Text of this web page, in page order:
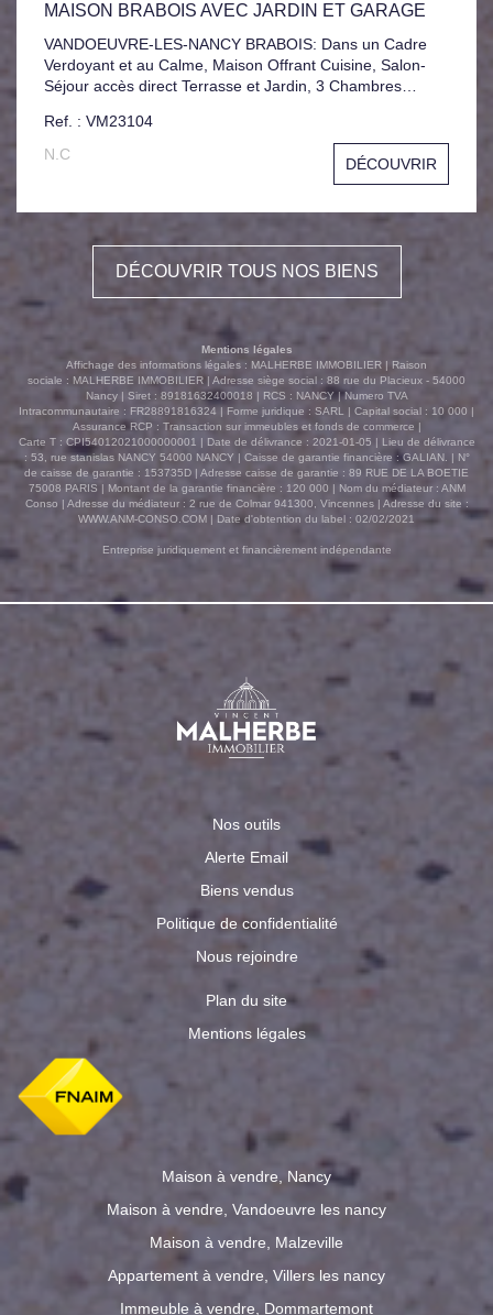
MAISON BRABOIS AVEC JARDIN ET GARAGE
VANDOEUVRE-LES-NANCY BRABOIS: Dans un Cadre
Verdoyant et au Calme, Maison Offrant Cuisine, Salon-
Séjour accès direct Terrasse et Jardin, 3 Chambres
Ref. : VM23104
N.C
DÉCOUVRIR
DÉCOUVRIR TOUS NOS BIENS
Mentions légales
Affichage des informations légales : MALHERBE IMMOBILIER | Raison
sociale : MALHERBE IMMOBILIER | Adresse siège social : 88 rue du Placieux - 54000
Nancy | Siret : 89181632400018 | RCS : NANCY | Numero TVA
Intracommunautaire : FR28891816324 | Forme juridique : SARL | Capital social : 10 000 |
Assurance RCP : Transaction sur immeubles et fonds de commerce |
Carte T : CPI54012021000000001 | Date de délivrance : 2021-01-05 | Lieu de délivrance
: 53, rue stanislas NANCY 54000 NANCY | Caisse de garantie financière : GALIAN. | N°
de caisse de garantie : 153735D | Adresse caisse de garantie : 89 RUE DE LA BOETIE
75008 PARIS | Montant de la garantie financière : 120 000 | Nom du médiateur : ANM
Conso | Adresse du médiateur : 2 rue de Colmar 941300, Vincennes | Adresse du site :
WWW.ANM-CONSO.COM | Date d'obtention du label : 02/02/2021
Entreprise juridiquement et financièrement indépendante
Nos outils
Alerte Email
Biens vendus
Politique de confidentialité
Nous rejoindre
Plan du site
Mentions légales
Maison à vendre, Nancy
Maison à vendre, Vandoeuvre les nancy
Maison à vendre, Malzeville
Appartement à vendre, Villers les nancy
Immeuble à vendre, Dommartemont